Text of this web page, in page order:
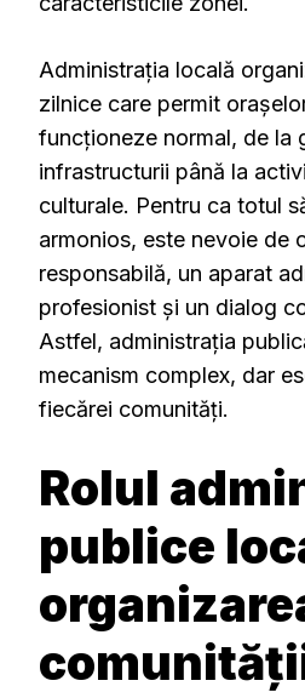
Administrația locală
zilnice care permit
funcționeze normal, de la
infrastructurii până la
culturale. Pentru ca totul
armonios, este nevoie de
responsabilă, un aparat
profesionist și un dialog
Astfel, administrația
mecanism complex, dar
fiecărei comunități.
Rolul
publice